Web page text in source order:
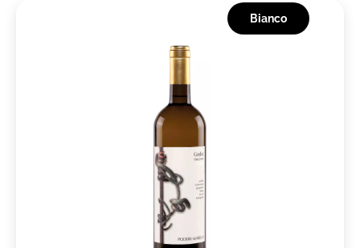
Bianco